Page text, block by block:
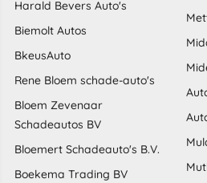
Harald Bevers Auto's
Biemolt Autos
BkeusAuto
Rene Bloem schade-auto's
Bloem Zevenaar
Schadeautos BV
Bloemert Schadeauto's B.V.
Boekema Trading BV